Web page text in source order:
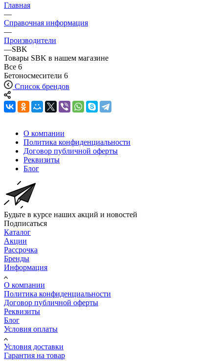
Главная
—
Справочная информация
—
Производители
—SBK
Товары SBK в нашем магазине
Все 6
Бетоносмесители 6
Список брендов
О компании
Политика конфиденциальности
Договор публичной оферты
Реквизиты
Блог
Будьте в курсе наших акций и новостей
Подписаться
Каталог
Акции
Рассрочка
Бренды
Информация
О компании
Политика конфиденциальности
Договор публичной оферты
Реквизиты
Блог
Условия оплаты
Условия доставки
Гарантия на товар